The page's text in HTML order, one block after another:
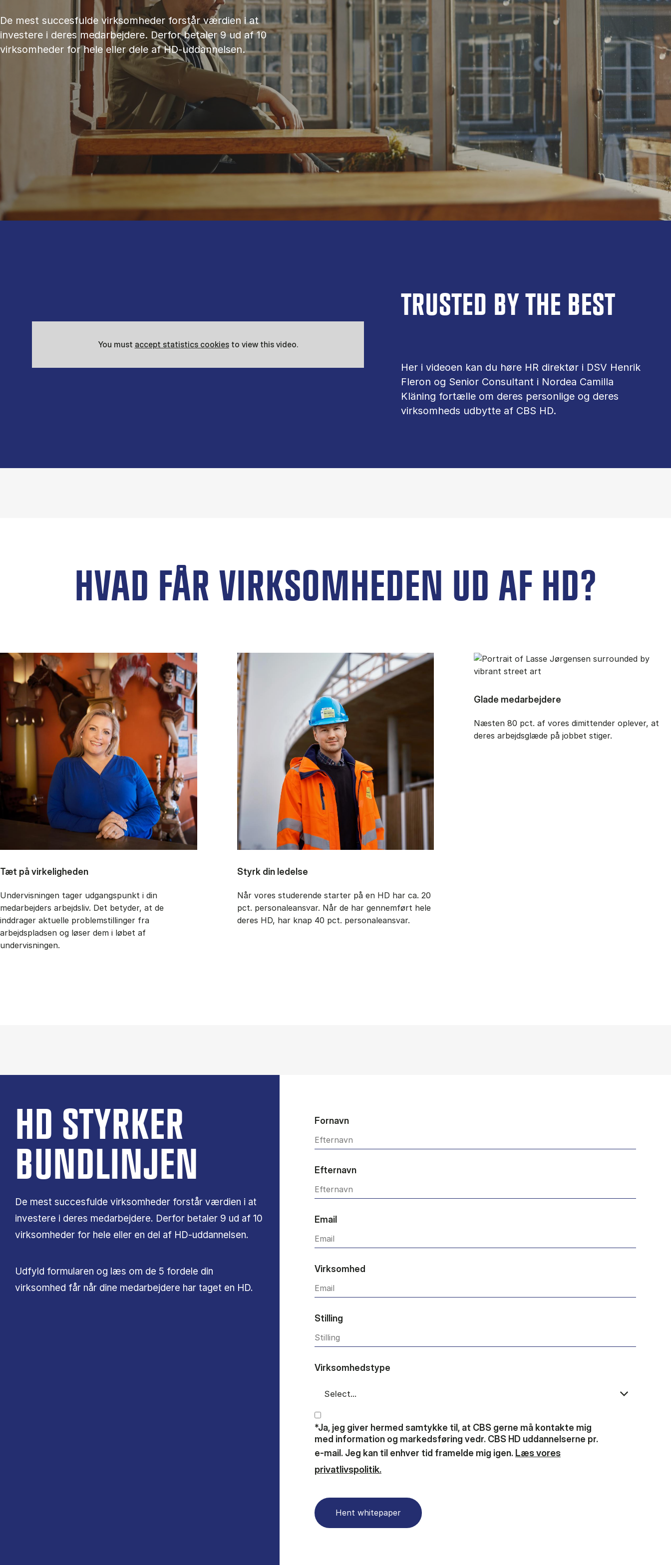
De mest succesfulde virksomheder forstår værdien i at
investere i deres medarbejdere. Derfor betaler 9 ud af 10
virksomheder for hele eller dele af HD-uddannelsen.
TRUSTED BY THE BEST
Her i videoen kan du høre HR direktør i DSV Henrik
Fleron og Senior Consultant i Nordea Camilla
Kläning fortælle om deres personlige og deres
virksomheds udbytte af CBS HD.
You must accept statistics cookiesto view this video.
HVAD FÅR VIRKSOMHEDEN UD AF HD?
Tæt på virkeligheden
Undervisningen tager udgangspunkt i din
medarbejders arbejdsliv. Det betyder, at de
inddrager aktuelle problemstillinger fra
arbejdspladsen og løser dem i løbet af
undervisningen.
Styrk din ledelse
Når vores studerende starter på en HD har ca. 20
pct. personaleansvar. Når de har gennemført hele
deres HD, har knap 40 pct. personaleansvar.
Glade medarbejdere
Næsten 80 pct. af vores dimittender oplever, at
deres arbejdsglæde på jobbet stiger.
HD STYRKER
BUNDLINJEN
De mest succesfulde virksomheder forstår værdien i at
investere i deres medarbejdere. Derfor betaler 9 ud af 10
virksomheder for hele eller en del af HD-uddannelsen.
Udfyld formularen og læs om de 5 fordele din
virksomhed får når dine medarbejdere har taget en HD.
Fornavn
Efternavn
Email
Virksomhed
Stilling
Virksomhedstype
*Ja, jeg giver hermed samtykke til, at CBS gerne må kontakte mig
med information og markedsføring vedr. CBS HD uddannelserne pr.
e-mail. Jeg kan til enhver tid framelde mig igen. Læs vores
privatlivspolitik.
Hent whitepaper